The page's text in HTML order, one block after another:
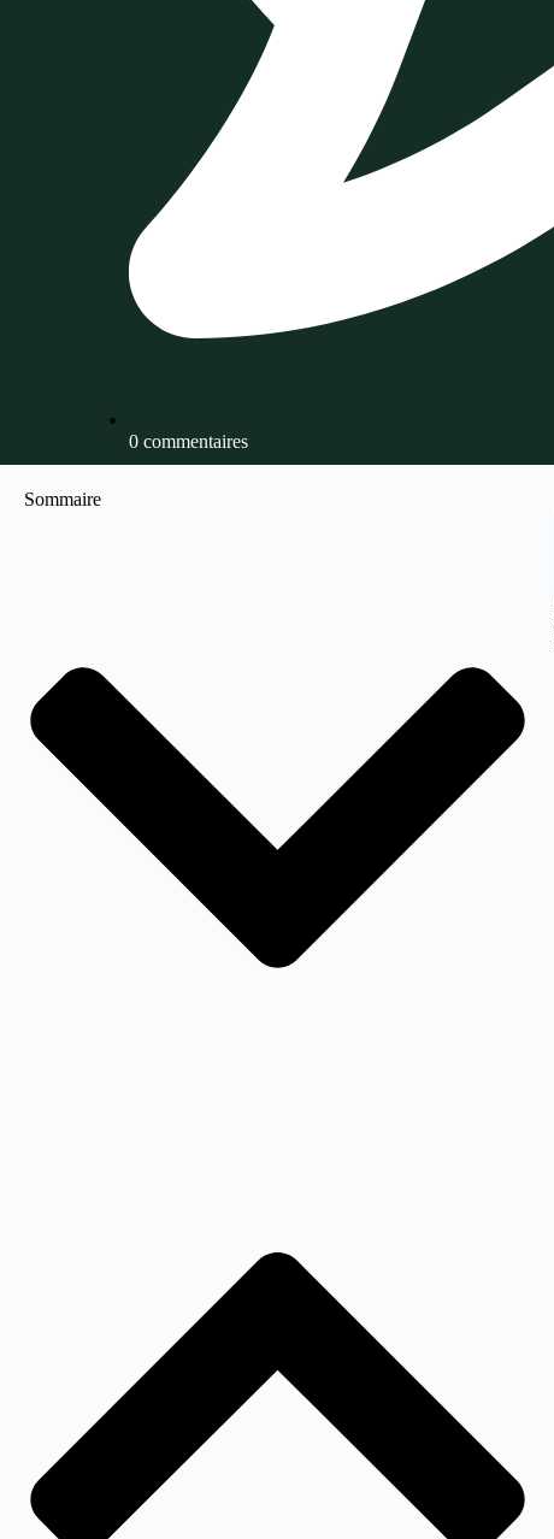
0 commentaires
Sommaire